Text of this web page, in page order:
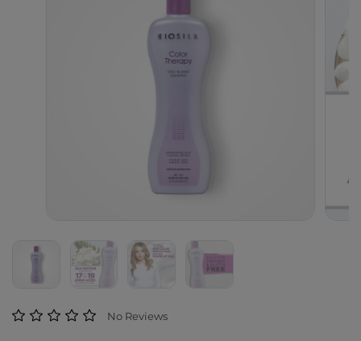
Valoración de los clientes: 4,9 sobre 5
No Reviews